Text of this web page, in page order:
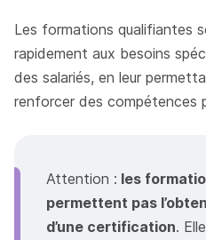
Les formations qualifiantes
rapidement aux besoins
des salariés, en leur
renforcer des compétences
Attention : les
permettent pas
d’une certification.